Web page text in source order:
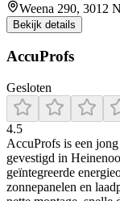
Weena 290, 3012
Bekijk details
AccuProfs
Gesloten
4.5
AccuProfs is een
gevestigd in
geïntegreerde
zonnepanelen en